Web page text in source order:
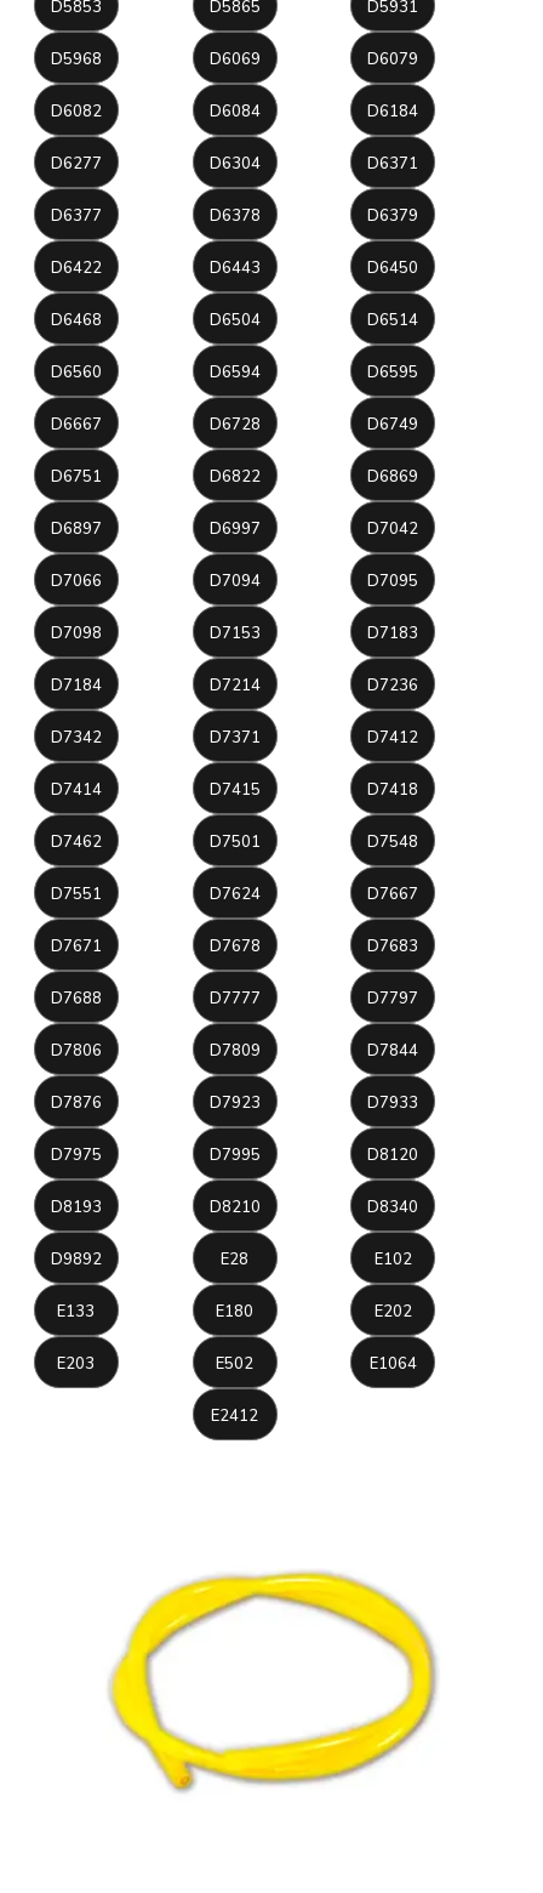
D5853 D5865 D5931
D5968 D6069 D6079
D6082 D6084 D6184
D6277 D6304 D6371
D6377 D6378 D6379
D6422 D6443 D6450
D6468 D6504 D6514
D6560 D6594 D6595
D6667 D6728 D6749
D6751 D6822 D6869
D6897 D6997 D7042
D7066 D7094 D7095
D7098 D7153 D7183
D7184 D7214 D7236
D7342 D7371 D7412
D7414 D7415 D7418
D7462 D7501 D7548
D7551 D7624 D7667
D7671 D7678 D7683
D7688 D7777 D7797
D7806 D7809 D7844
D7876 D7923 D7933
D7975 D7995 D8120
D8193 D8210 D8340
D9892 E28 E102
E133 E180 E202
E203 E502 E1064
E2412